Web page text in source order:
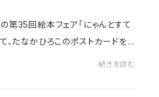
第35回絵本フェア「にゃんとすて
、たなかひろこのポストカードを
続きを読む